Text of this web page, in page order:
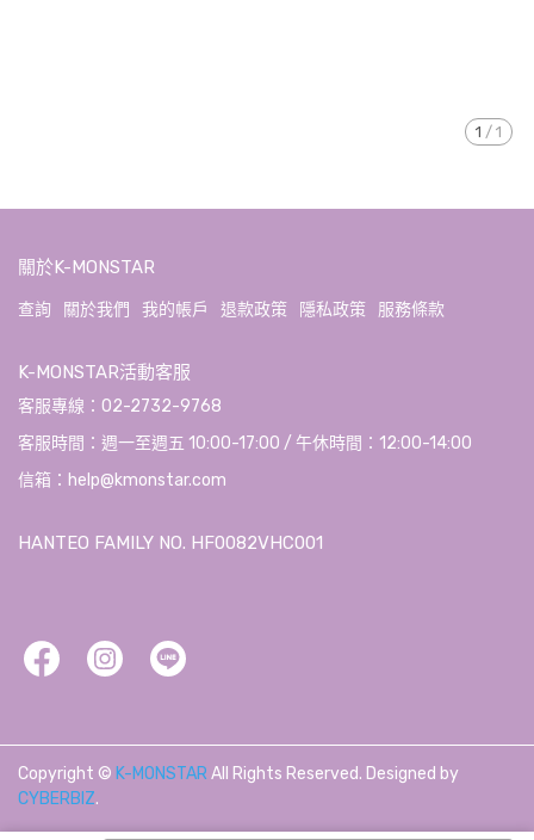
1 / 1
關於K-MONSTAR
查詢 關於我們 我的帳戶 退款政策 隱私政策 服務條款
K-MONSTAR活動客服
客服專線：02-2732-9768
客服時間：週一至週五 10:00-17:00 / 午休時間：12:00-14:00
信箱：help@kmonstar.com
HANTEO FAMILY NO. HF0082VHC001
Copyright © K-MONSTAR All Rights Reserved. Designed by
CYBERBIZ.